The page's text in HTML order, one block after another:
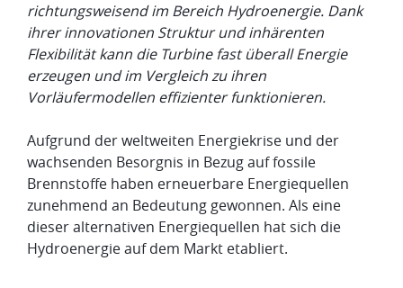
richtungsweisend im Bereich Hydroenergie. Dank
ihrer innovationen Struktur und inhärenten
Flexibilität kann die Turbine fast überall Energie
erzeugen und im Vergleich zu ihren
Vorläufermodellen effizienter funktio­nieren.
Aufgrund der weltweiten Energiekrise und der
wachsenden Besorgnis in Bezug auf fossile
Brennstoffe haben erneuerbare Energiequellen
zunehmend an Bedeutung gewonnen. Als eine
dieser alternativen Energiequellen hat sich die
Hydroenergie auf dem Markt etabliert.